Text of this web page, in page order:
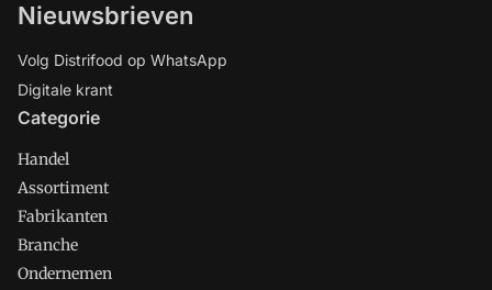
Nieuwsbrieven
Volg Distrifood op WhatsApp
Digitale krant
Categorie
Handel
Assortiment
Fabrikanten
Branche
Ondernemen